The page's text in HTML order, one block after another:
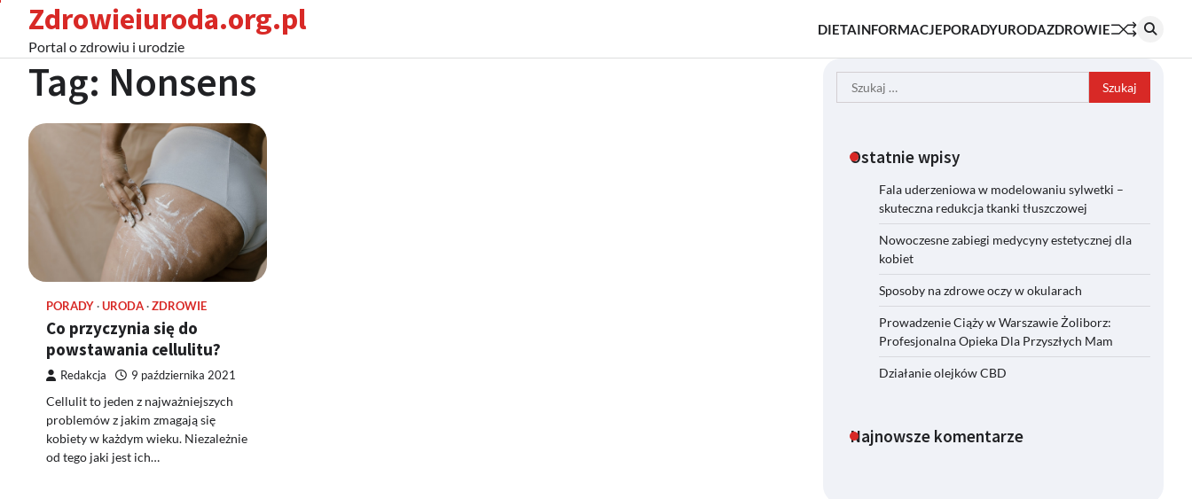
content
Zdrowieiuroda.org.pl
Portal o zdrowiu i urodzie
DIETAINFORMACJEPORADYURODAZDROWIE
Tag: Nonsens
PORADY URODA ZDROWIE
Co przyczynia się do
powstawania cellulitu?
Redakcja 9 października 2021
Cellulit to jeden z najważniejszych
problemów z jakim zmagają się
kobiety w każdym wieku. Niezależnie
od tego jaki jest ich…
Szukaj:
Ostatnie wpisy
Fala uderzeniowa w modelowaniu sylwetki –
skuteczna redukcja tkanki tłuszczowej
Nowoczesne zabiegi medycyny estetycznej dla
kobiet
Sposoby na zdrowe oczy w okularach
Prowadzenie Ciąży w Warszawie Żoliborz:
Profesjonalna Opieka Dla Przyszłych Mam
Działanie olejków CBD
Najnowsze komentarze